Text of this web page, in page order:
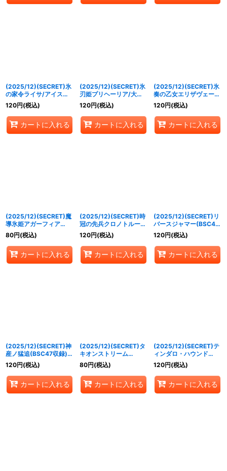
(2025/12)(SECRET)氷
の家令ライサ/アイスパ
レス(BSC47収録)【転醒
R-SEC】{BS55-
040a/BS55-040b}
《白》
120円(税込)
カートに入れる
(2025/12)(SECRET)氷
刃姫プリヘーリア/大氷
斧の姫君プリヘーリア
(BSC47収録)【転醒R-
SEC】{BS55-
044a/BS55-044b}
《白》
120円(税込)
カートに入れる
(2025/12)(SECRET)氷
奏の乙女エリザヴェータ
(BSC47収録)【M-
SEC】{BS55-045}
《白》
120円(税込)
カートに入れる
(2025/12)(SECRET)魔
導氷姫アガーフィア
(BSC47収録)【R-
SEC】{BS55-047}
《白》
80円(税込)
カートに入れる
(2025/12)(SECRET)時
冠の先兵クロノトルーパ
ー(BSC47収録)【C-
SEC】{BS55-060}
《青》
120円(税込)
カートに入れる
(2025/12)(SECRET)リ
バースジャマー(BSC47
収録)【C-SEC】
{BS55-071}《緑》
120円(税込)
カートに入れる
(2025/12)(SECRET)神
産ノ猛追(BSC47収録)
【C-SEC】{BS55-072}
《緑》
120円(税込)
カートに入れる
(2025/12)(SECRET)タ
キオンストリーム
(BSC47収録)【R-
SEC】{BS55-078}
《青》
80円(税込)
カートに入れる
(2025/12)(SECRET)テ
ィンダロ・ハウンド
(BSC47収録)【C-
SEC】{BS55-RV006}
《青》
120円(税込)
カートに入れる